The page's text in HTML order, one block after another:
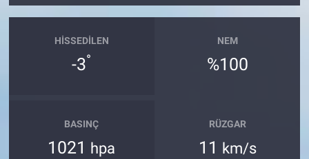
HISSEDILEN
-3°
NEM
%100
BASINÇ
1021 hpa
RÜZGAR
11 km/s